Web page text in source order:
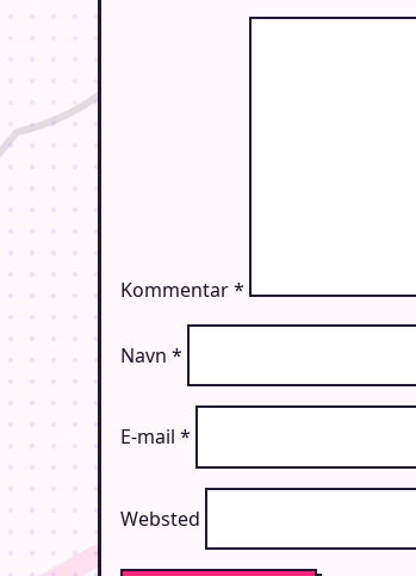
Kommentar*
Navn *
E-mail *
Websted